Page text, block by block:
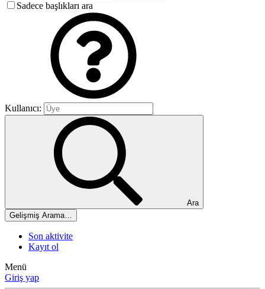
Sadece başlıkları ara
Kullanıcı:
Ara
Gelişmiş Arama…
Son aktivite
Kayıt ol
Menü
Giriş yap